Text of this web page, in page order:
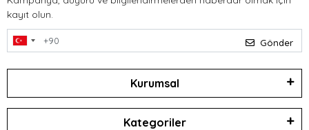
kayıt olun.
Gönder
Kurumsal
Kategoriler